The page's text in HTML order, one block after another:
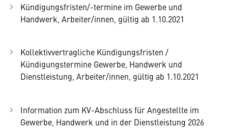
Kündigungsfristen/-termine im Gewerbe und
Handwerk, Arbeiter/innen, gültig ab 1.10.2021
Kollektivvertragliche Kündigungsfristen /
Kündigungstermine Gewerbe, Handwerk und
Dienstleistung, Arbeiter/innen, gültig ab 1.10.2021
Information zum KV-Abschluss für Angestellte im
Gewerbe, Handwerk und in der Dienstleistung 2026